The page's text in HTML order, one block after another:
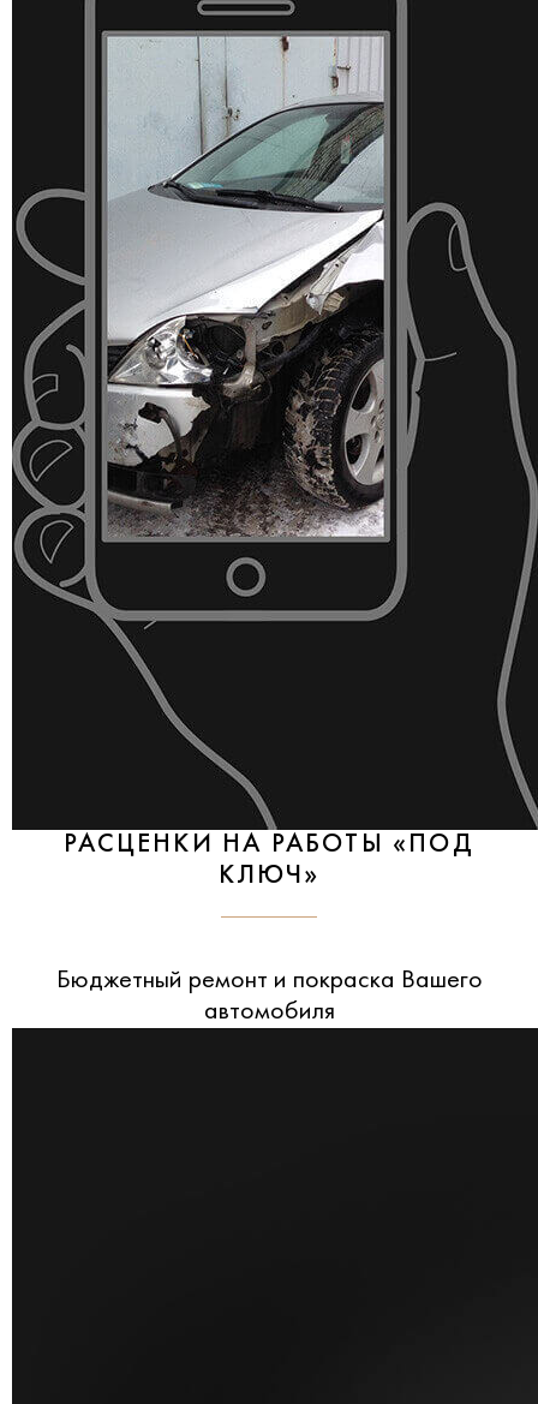
РАСЦЕНКИ НА РАБОТЫ «ПОД
КЛЮЧ»
Бюджетный ремонт и покраска Вашего
автомобиля